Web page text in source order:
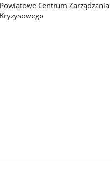
Powiatowe Centrum Zarządzania
Kryzysowego